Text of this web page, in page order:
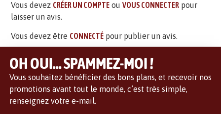
Vous devez CRÉER UN COMPTE ouVOUS CONNECTER pour
laisser un avis.
Vous devez être CONNECTÉ pour publier un avis.
OH OUI... SPAMMEZ-MOI !
Vous souhaitez bénéficier des bons plans, et recevoir nos
promotions avant tout le monde, c’est très simple,
renseignez votre e-mail.